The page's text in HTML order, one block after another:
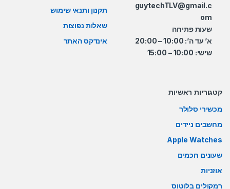
guytechTLV@gmail.c
om
שעות פתיחה
א’ עד ה’: 10:00 – 20:00
שישי: 10:00 – 15:00
תקנון ותנאי שימוש
שאלות נפוצות
אינדקס האתר
קטגוריות ראשיות
מכשירי סלולר
מחשבים ניידים
Apple Watches
שעונים חכמים
אוזניות
רמקולים בלוטוס